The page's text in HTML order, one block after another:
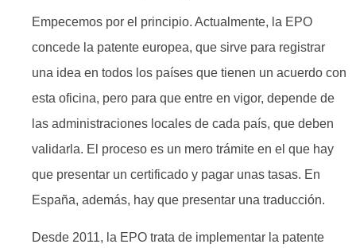
Empecemos por el principio. Actualmente, la EPO
concede la patente europea, que sirve para registrar
una idea en todos los países que tienen un acuerdo con
esta oficina, pero para que entre en vigor, depende de
las administraciones locales de cada país, que deben
validarla. El proceso es un mero trámite en el que hay
que presentar un certificado y pagar unas tasas. En
España, además, hay que presentar una traducción.
Desde 2011, la EPO trata de implementar la patente